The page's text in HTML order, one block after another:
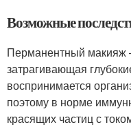
Возможные
Перманентный макияж
затрагивающая
воспринимается
поэтому в норме
красящих частиц с